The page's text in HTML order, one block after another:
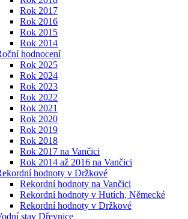
Rok 2017
Rok 2016
Rok 2015
Rok 2014
hodnocení
Rok 2025
Rok 2024
Rok 2023
Rok 2022
Rok 2021
Rok 2020
Rok 2019
Rok 2018
Rok 2017 na Vančici
Rok 2014 až 2016 na Vančici
hodnoty v Držkové
Rekordní hodnoty na Vančici
Rekordní hodnoty v Hutích, Německé
Rekordní hodnoty v Držkové
stav Dřevnice